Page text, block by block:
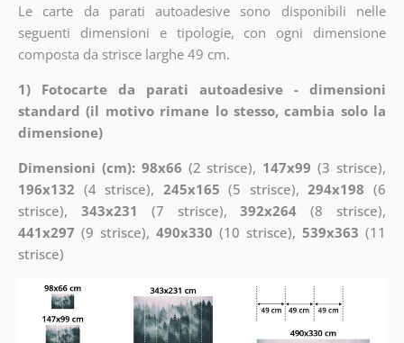
Le carte da parati autoadesive sono disponibili nelle
seguenti dimensioni e tipologie, con ogni dimensione
composta da strisce larghe 49 cm.
1) Fotocarte da parati autoadesive - dimensioni
standard (il motivo rimane lo stesso, cambia solo la
dimensione)
Dimensioni (cm): 98x66 (2 strisce), 147x99 (3 strisce),
196x132 (4 strisce), 245x165 (5 strisce),294x198 (6
strisce), 343x231 (7 strisce),392x264 (8 strisce),
441x297 (9 strisce), 490x330 (10 strisce),539x363 (11
strisce)